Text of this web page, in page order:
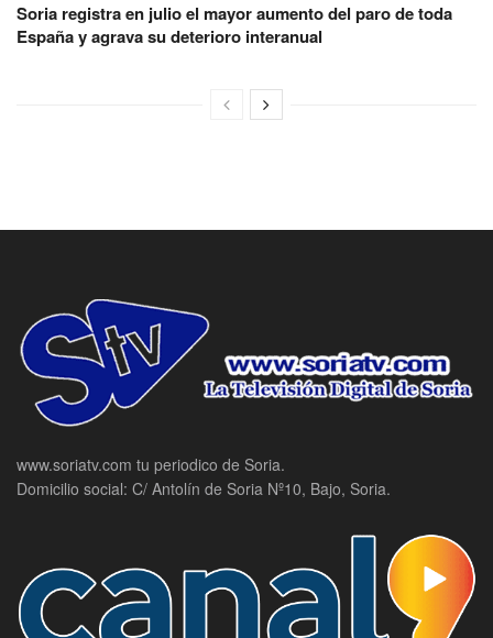
Soria registra en julio el mayor aumento del paro de toda
España y agrava su deterioro interanual
www.soriatv.com tu periodico de Soria.
Domicilio social: C/ Antolín de Soria Nº10, Bajo, Soria.